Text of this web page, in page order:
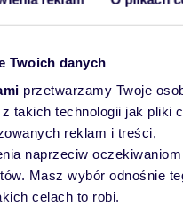
Twoich danych
przetwarzamy Twoje
takich technologii jak pliki
reklam i treści,
naprzeciw oczekiwaniom
Masz wybór odnośnie
celach to robi.